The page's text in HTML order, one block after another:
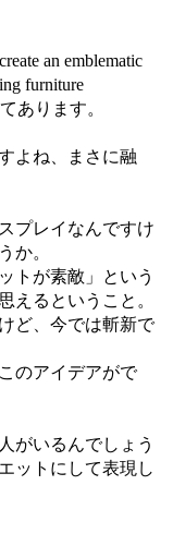
an emblematic
furniture
あります。
よね、まさに融
プレイなんですけ
か。
トが素敵」という
えるということ。
ど、今では斬新で
のアイデアがで
がいるんでしょう
ットにして表現し